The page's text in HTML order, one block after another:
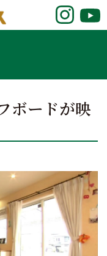
ヤマサハウス
モデルハウスをお探し
県内で11年連続ナンバ
絆の家でおなじみの
情報や家づくりのこだ
ボードが映